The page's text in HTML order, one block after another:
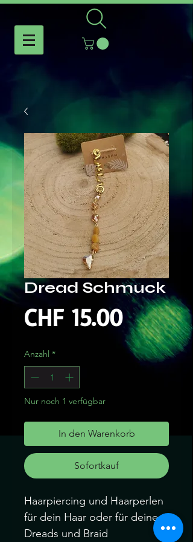
Dread Schmuck
CHF 15.00Preis
Anzahl *
Nur noch 1 verfügbar
In den Warenkorb
Sofortkauf
Haarpiercing und Haarperlen
für dein Haar oder für deine
Dreads und Braid